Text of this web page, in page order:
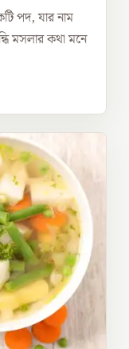
পদ, যার নাম
মসলার কথা মনে